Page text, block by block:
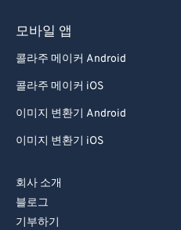
모바일 앱
콜라주 메이커 Android
콜라주 메이커 iOS
이미지 변환기 Android
이미지 변환기 iOS
회사 소개
블로그
기부하기